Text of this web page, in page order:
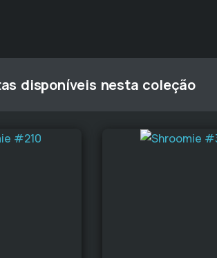
disponíveis nesta coleção